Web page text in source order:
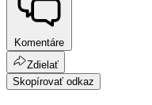
Komentáre
Zdielať
Skopírovať odkaz